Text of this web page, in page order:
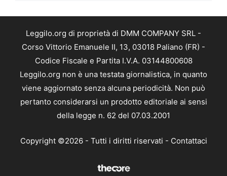
Leggilo.org di proprietà di DMM COMPANY SRL -
Corso Vittorio Emanuele II, 13, 03018 Paliano (FR) -
Codice Fiscale e Partita I.V.A. 03144800608
Leggilo.org non è una testata giornalistica, in quanto
viene aggiornato senza alcuna periodicità. Non può
pertanto considerarsi un prodotto editoriale ai sensi
della legge n. 62 del 07.03.2001
Copyright ©2026 - Tutti i diritti riservati - Contattaci